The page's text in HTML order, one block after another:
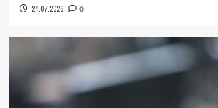
24.07.2026 0